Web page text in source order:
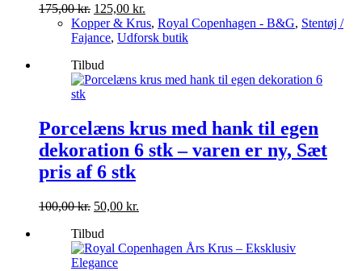
175,00kr. Den
oprindelige
pris
175,00 kr..
125,00 kr.
aktuelle
pris
Kopper & Krus, Royal Copenhagen - B&G, Stentøj /
Fajance, Udforsk butik
Tilbud
Porcelæns krus med hank til egen
dekoration 6 stk – varen er ny, Sæt
pris af 6 stk
100,00kr. Den
pris
var:
100,00 kr..
50,00 kr.
er:
Tilbud